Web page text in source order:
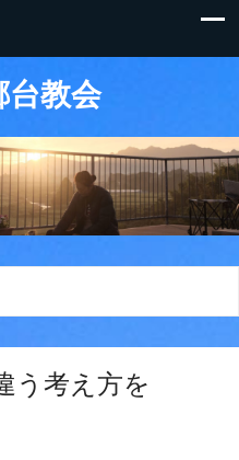
台教会
う考え方を